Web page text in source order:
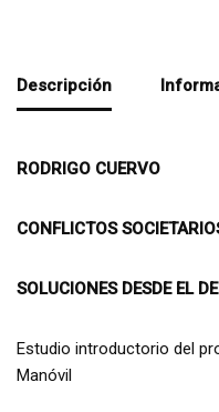
Descripción
RODRIGO CUERVO
CONFLICTOS
SOLUCIONES DESDE EL
Estudio introductorio del
Manóvil